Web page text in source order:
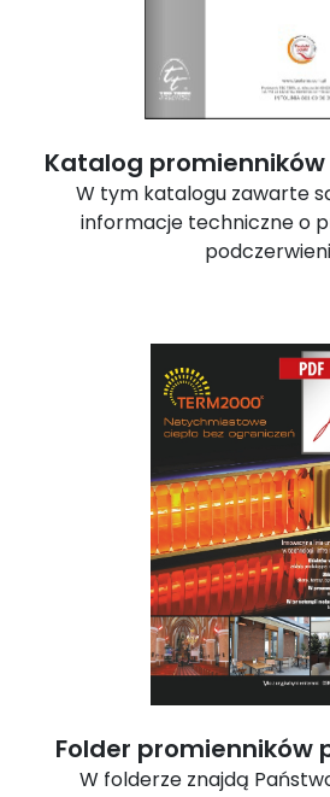
Katalog
W tym katalogu zawarte
informacje techniczne o
Folder promienników
W folderze znajdą